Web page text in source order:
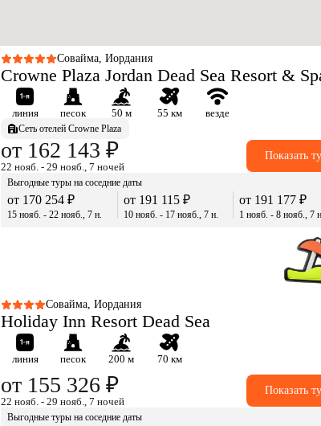
Совайма, Иордания
Crowne Plaza Jordan Dead Sea Resort &
линия песок 50 м 55 км
везде
Сеть отелей Crowne Plaza
от 162 143 ₽
22 нояб. - 29 нояб., 7 ночей
Показать
Выгодные туры на соседние даты
от 170 254 ₽
15 нояб. - 22 нояб., 7 н.
от 191 115 ₽
10 нояб. - 17 нояб., 7 н.
от 191 177 ₽
1 нояб. - 8 нояб., 7 н.
Совайма, Иордания
Holiday Inn Resort Dead Sea
линия песок 200 м 70 км
от 155 326 ₽
22 нояб. - 29 нояб., 7 ночей
Показать
Выгодные туры на соседние даты